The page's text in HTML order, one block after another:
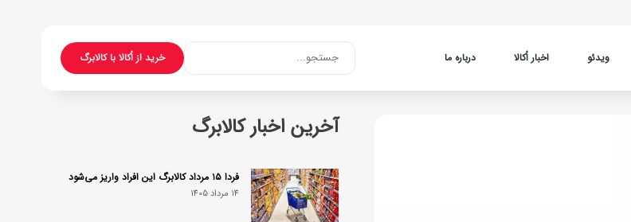
ویدئو اخبار اُکالا درباره ما خرید از اُکالا با کالابرگجستجو...
آخرین اخبار کالابرگ
فردا ۱۵ مرداد کالابرگ این افراد واریز می‌شود
14 مرداد 1405